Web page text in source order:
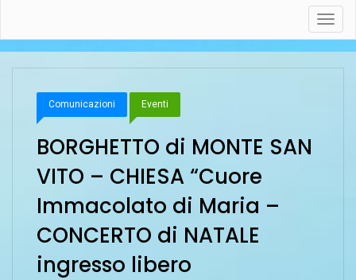
Comunicazioni Eventi
BORGHETTO di MONTE SAN
VITO – CHIESA “Cuore
Immacolato di Maria –
CONCERTO di NATALE
ingresso libero